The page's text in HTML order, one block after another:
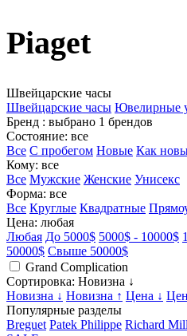
Piaget
Швейцарские часы
Швейцарские часы Ювелирные
Бренд : выбрано 1 брендов
Состояние: все
Все С пробегом Новые Как
Кому: все
Все Мужские Женские Унисекс
Форма: все
Все Круглые Квадратные
Цена: любая
Любая До 5000$ 5000$ - 10000$
50000$ Свыше 50000$
Grand Complication
Сортировка: Новизна ↓
Новизна ↓ Новизна ↑ Цена ↓
Популярные разделы
Breguet Patek Philippe Richard